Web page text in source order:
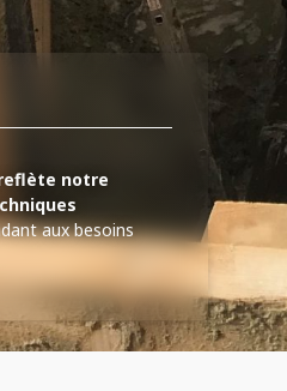
reflète notre
aux besoins